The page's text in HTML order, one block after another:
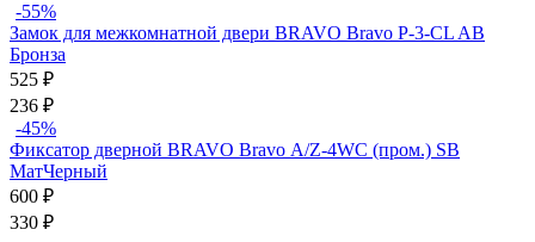
-55%
Замок для межкомнатной двери BRAVO Bravo P-3-CL AB
Бронза
525 ₽
236 ₽
-45%
Фиксатор дверной BRAVO Bravo А/Z-4WC (пром.) SB
МатЧерный
600 ₽
330 ₽